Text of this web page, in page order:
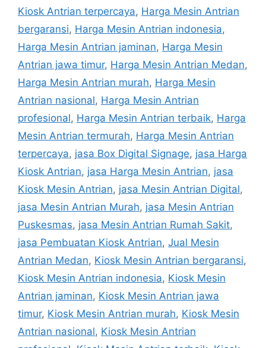
Kiosk Antrian terpercaya, Harga Mesin Antrian
bergaransi, Harga Mesin Antrian indonesia,
Harga Mesin Antrian jaminan, Harga Mesin
Antrian jawa timur, Harga Mesin Antrian Medan,
Harga Mesin Antrian murah, Harga Mesin
Antrian nasional, Harga Mesin Antrian
profesional, Harga Mesin Antrian terbaik, Harga
Mesin Antrian termurah, Harga Mesin Antrian
terpercaya, jasa Box Digital Signage, jasa Harga
Kiosk Antrian, jasa Harga Mesin Antrian, jasa
Kiosk Mesin Antrian, jasa Mesin Antrian Digital,
jasa Mesin Antrian Murah, jasa Mesin Antrian
Puskesmas, jasa Mesin Antrian Rumah Sakit,
jasa Pembuatan Kiosk Antrian, Jual Mesin
Antrian Medan, Kiosk Mesin Antrian bergaransi,
Kiosk Mesin Antrian indonesia, Kiosk Mesin
Antrian jaminan, Kiosk Mesin Antrian jawa
timur, Kiosk Mesin Antrian murah, Kiosk Mesin
Antrian nasional, Kiosk Mesin Antrian